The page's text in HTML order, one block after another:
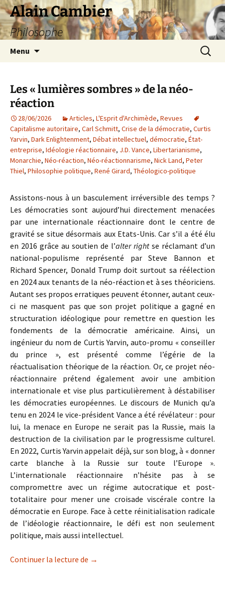
Aller
au
contenu
Alain Cambier
Philosophe
Menu
Les « lumières sombres » de la néo-
réaction
28/06/2026 Articles, L'Esprit d'Archimède, Revues
Capitalisme autoritaire, Carl Schmitt, Crise de la démocratie, Curtis
Yarvin, Dark Enlightenment, Débat intellectuel, démocratie, État-
entreprise, Idéologie réactionnaire, J.D. Vance, Libertarianisme,
Monarchie, Néo-réaction, Néo-réactionnarisme, Nick Land, Peter
Thiel, Philosophie politique, René Girard, Théologico-politique
Assistons-nous à un basculement irréversible des temps ?
Les démocraties sont aujourd’hui directement menacées
par une internationale réactionnaire dont le centre de
gravité se situe désormais aux Etats-Unis. Car s’il a été élu
en 2016 grâce au soutien de l’alter rightse réclamant d’un
national-populisme représenté par Steve Bannon et
Richard Spencer, Donald Trump doit surtout sa réélection
en 2024 aux tenants de la néo-réaction et à ses théoriciens.
Autant ses propos erratiques peuvent étonner, autant ceux-
ci ne masquent pas que son projet politique a gagné en
structuration idéologique pour remettre en question les
fondements de la démocratie américaine. Ainsi, un
ingénieur du nom de Curtis Yarvin, auto-promu « conseiller
du prince », est présenté comme l’égérie de la
réactualisation théorique de la réaction. Or, ce projet néo-
réactionnaire prétend également avoir une ambition
internationale et vise plus particulièrement à déstabiliser
les démocraties européennes. Le discours de Munich qu’a
tenu en 2024 le vice-président Vance a été révélateur : pour
lui, la menace en Europe ne serait pas la Russie, mais la
destruction de la civilisation par le progressisme culturel.
En 2022, Curtis Yarvin appelait déjà, sur son blog, à « donner
carte blanche à la Russie sur toute l’Europe ».
L’internationale réactionnaire n’hésite pas à se
compromettre avec un régime autocratique et post-
totalitaire pour mener une croisade viscérale contre la
démocratie en Europe. Face à cette réinitialisation radicale
de l’idéologie réactionnaire, le défi est non seulement
politique, mais aussi intellectuel.
Continuer la lecture de Les « lumières sombres » de la néo-
→